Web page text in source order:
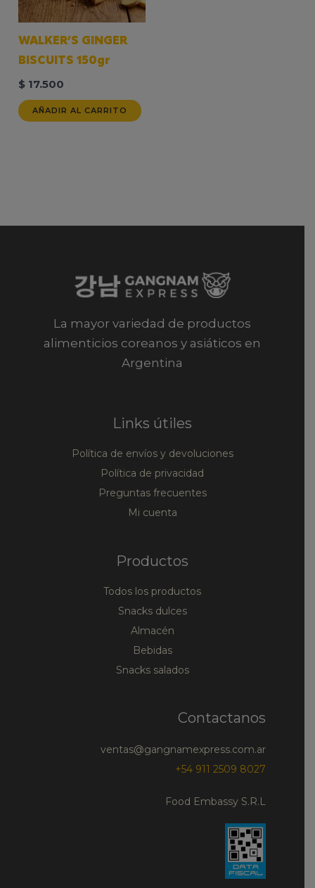
WALKER’S GINGER
BISCUITS 150gr
$ 17.500
AÑADIR AL CARRITO
La mayor variedad de productos
alimenticios coreanos y asiáticos en
Argentina
Links útiles
Política de envíos y devoluciones
Política de privacidad
Preguntas frecuentes
Mi cuenta
Productos
Todos los productos
Snacks dulces
Almacén
Bebidas
Snacks salados
Contactanos
ventas@gangnamexpress.com.ar
+54 911 2509 8027
Food Embassy S.R.L